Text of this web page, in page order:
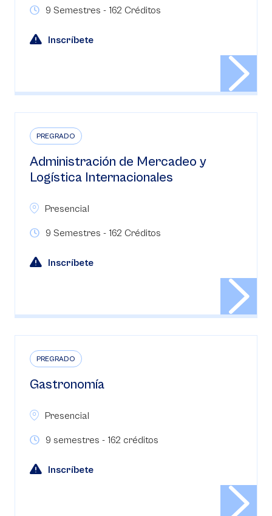
9 Semestres - 162 Créditos
Inscríbete
PREGRADO
Administración de Mercadeo y
Logística Internacionales
Presencial
9 Semestres - 162 Créditos
Inscríbete
PREGRADO
Gastronomía
Presencial
9 semestres - 162 créditos
Inscríbete